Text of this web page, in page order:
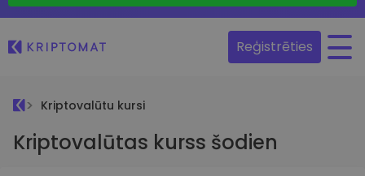
Reģistrēties
Kriptovalūtu kursi
Kriptovalūtas kurss šodien